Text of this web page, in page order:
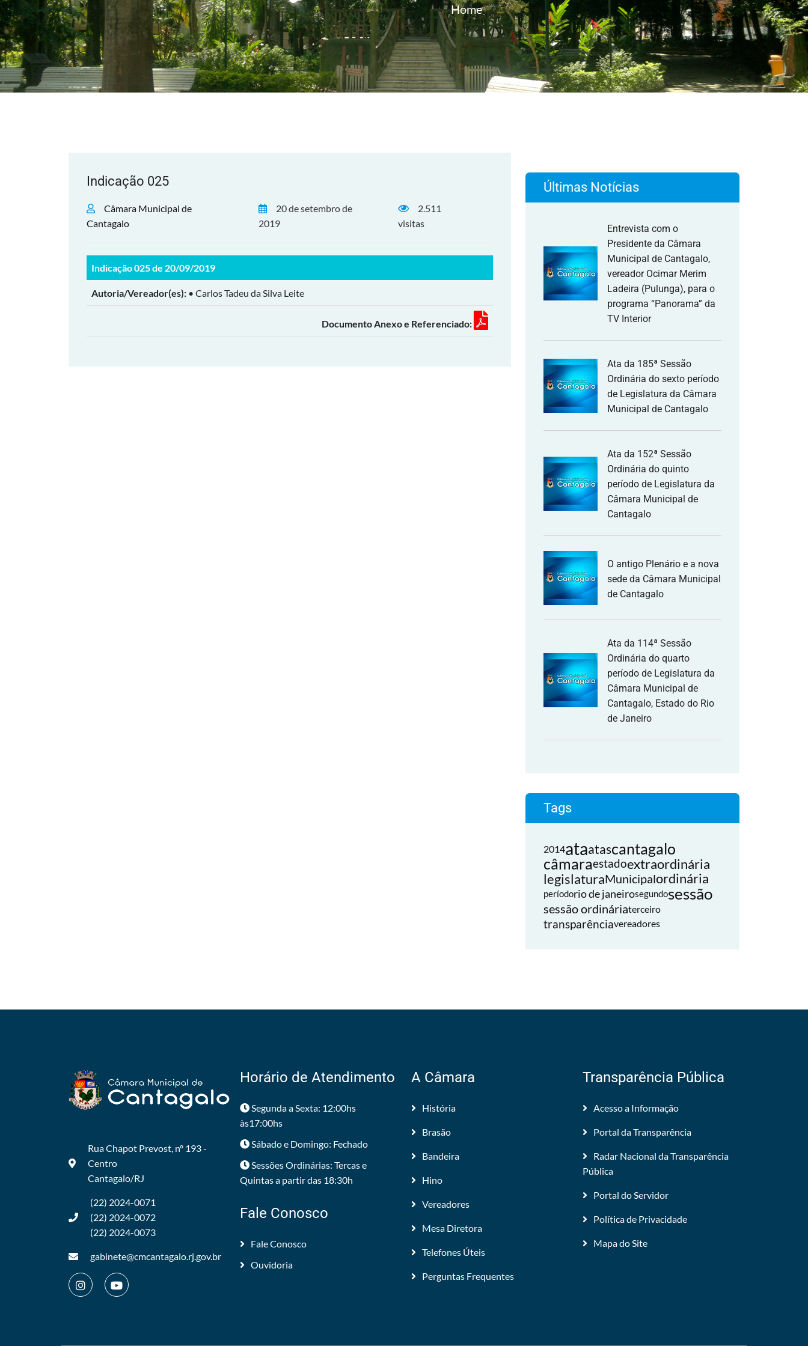
Home
Indicação 025
Câmara Municipal de
Cantagalo
20 de setembro de
2019
2.511
visitas
Indicação 025 de 20/09/2019
Autoria/Vereador(es): • Carlos Tadeu da Silva Leite
Documento Anexo e Referenciado:
Últimas Notícias
Entrevista com o
Presidente da Câmara
Municipal de Cantagalo,
vereador Ocimar Merim
Ladeira (Pulunga), para o
programa “Panorama” da
TV Interior
Ata da 185ª Sessão
Ordinária do sexto período
de Legislatura da Câmara
Municipal de Cantagalo
Ata da 152ª Sessão
Ordinária do quinto
período de Legislatura da
Câmara Municipal de
Cantagalo
O antigo Plenário e a nova
sede da Câmara Municipal
de Cantagalo
Ata da 114ª Sessão
Ordinária do quarto
período de Legislatura da
Câmara Municipal de
Cantagalo, Estado do Rio
de Janeiro
Tags
2014ataatascantagalo
câmaraestadoextraordinária
legislaturaMunicipalordinária
períodorio de janeirosegundosessão
sessão ordináriaterceiro
transparênciavereadores
Rua Chapot Prevost, nº 193 -
Centro
Cantagalo/RJ
(22) 2024-0071
(22) 2024-0072
(22) 2024-0073
gabinete@cmcantagalo.rj.gov.br
Horário de Atendimento
Segunda a Sexta: 12:00hs
às17:00hs
Sábado e Domingo: Fechado
Sessões Ordinárias: Tercas e
Quintas a partir das 18:30h
Fale Conosco
Fale Conosco
Ouvidoria
A Câmara
História
Brasão
Bandeira
Hino
Vereadores
Mesa Diretora
Telefones Úteis
Perguntas Frequentes
Transparência Pública
Acesso a Informação
Portal da Transparência
Radar Nacional da Transparência
Pública
Portal do Servidor
Política de Privacidade
Mapa do Site